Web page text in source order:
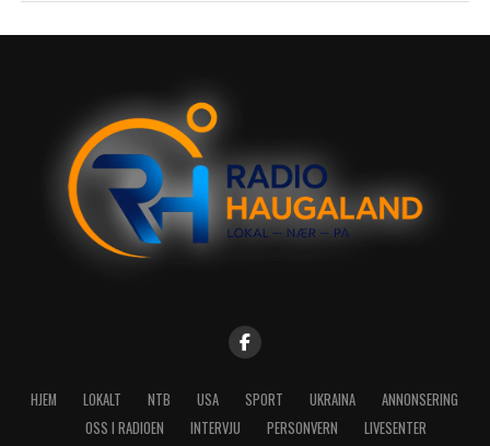
HJEM LOKALT NTB USA SPORT UKRAINA
ANNONSERING
OSS I RADIOEN
INTERVJU PERSONVERN LIVESENTER